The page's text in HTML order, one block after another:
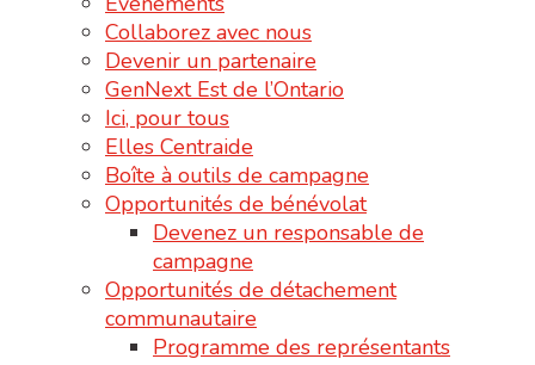
Collaborez avec nous
Devenir un partenaire
GenNext Est de l’Ontario
Ici, pour tous
Elles Centraide
Boîte à outils de campagne
Opportunités de bénévolat
Devenez un responsable de
campagne
Opportunités de détachement
communautaire
Programme des représentants